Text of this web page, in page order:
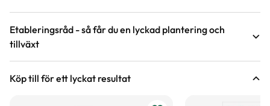
Hur vi mäter leveranshöjd på växter
Förväntad sluthöjd
Stamhöjd 50 cm
Läge Sol till halvskugga
Vad är odlingszon?
Planteringsavstånd (cc) 200 cm
Etableringsråd - så får du en lyckad plantering och
tillväxt
och fjärde året under torra perioder. Använd med fördel
Köp till för ett lyckat resultat